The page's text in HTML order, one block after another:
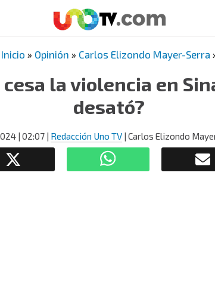
Inicio » Opinión » Carlos Elizondo Mayer-Serra
cesa la violencia en
desató?
| 02:07 | Redacción Uno TV | Carlos Elizondo